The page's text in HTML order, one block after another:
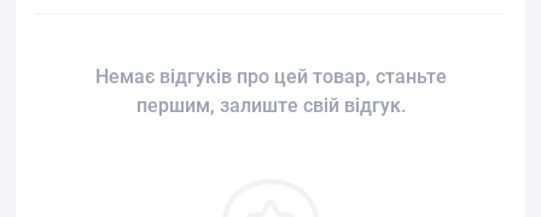
Немає відгуків про цей товар, станьте
першим, залиште свій відгук.